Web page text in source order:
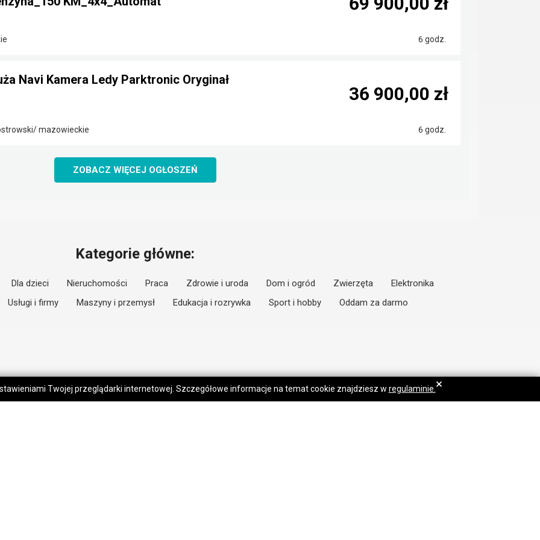
6 godz.
Navi Kamera Ledy Parktronic Oryginał
mazowieckie 6 godz.
36 900,00 zł
ZOBACZ WIĘCEJ OGŁOSZEŃ
Kategorie główne:
Dla dzieci Nieruchomości Praca Zdrowie i uroda Dom i ogród Zwierzęta
Elektronika
Usługi i firmy
Maszyny i przemysł Edukacja i rozrywka Sport i hobby Oddam za darmo
Twojej przeglądarki internetowej. Szczegółowe informacje na temat cookie znajdziesz w regulaminie. ×